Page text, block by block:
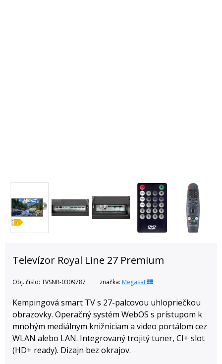
Televízor Royal Line 27 Premium
Obj. čislo: TVSNR-0309787 značka: Megasat
Kempingová smart TV s 27-palcovou uhlopriečkou
obrazovky. Operačný systém WebOS s prístupom k
mnohým mediálnym knižniciam a video portálom cez
WLAN alebo LAN. Integrovaný trojitý tuner, CI+ slot
(HD+ ready). Dizajn bez okrajov.